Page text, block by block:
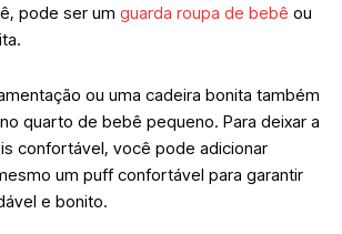
pode ser um guarda roupa de bebê ou
ou uma cadeira bonita também
quarto de bebê pequeno. Para deixar a
confortável, você pode adicionar
um puff confortável para garantir
e bonito.